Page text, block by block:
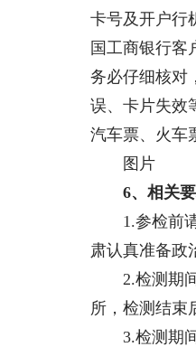
卡号及开户行
国工商银行
务必仔细核对
误、卡片失效
汽车票、火车
图片
6、相关
1.参检前请
肃认真准备政
2.检测期间
所，检测结束
3.检测期间